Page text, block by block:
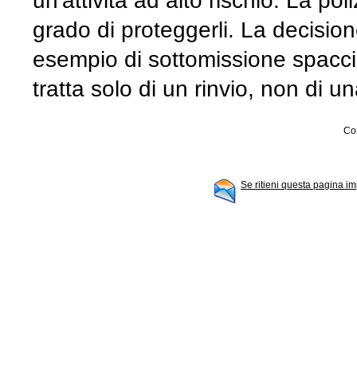
grado di proteggerli. La
esempio di sottomissione
tratta solo di un rinvio, non di
Se ritieni questa pagina